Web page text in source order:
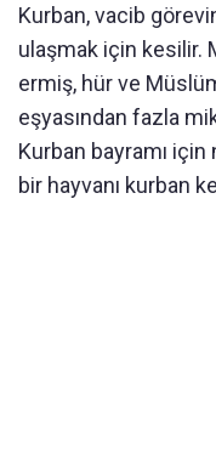
Kurban, vacib
ulaşmak için kesilir.
ermiş, hür ve
eşyasından fazla
Kurban bayramı
bir hayvanı kurban